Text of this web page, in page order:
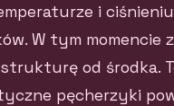
i
W tym momencie
od środka.
pęcherzyki